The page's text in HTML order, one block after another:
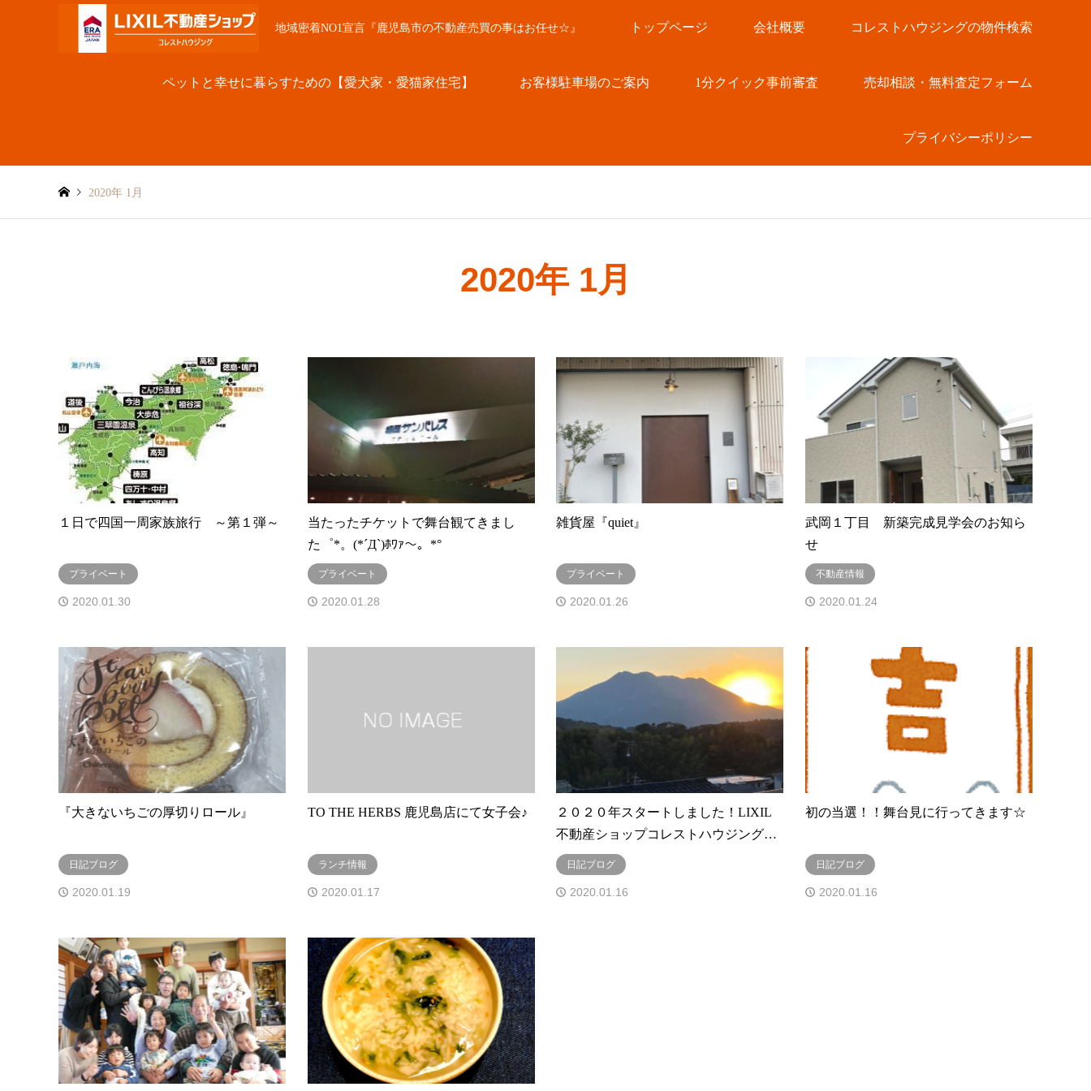
地域密着NO1宣言『鹿児島市の不動産売買の事はお任せ☆』 トップページ 会社概要 コレストハウジングの物件検索
ペットと幸せに暮らすための【愛犬家・愛猫家住宅】 お客様駐車場のご案内 1分クイック事前審査 売却相談・無料査定フォーム
プライバシーポリシー
2020年 1月
2020年 1月
１日で四国一周家族旅行 ～第１弾～
プライベート
2020.01.30
当たったチケットで舞台観てきまし
た゜*。(*´Д`)ﾎﾜｧ～。*°
プライベート
2020.01.28
雑貨屋『quiet』
プライベート
2020.01.26
武岡１丁目 新築完成見学会のお知ら
せ
不動産情報
2020.01.24
『大きないちごの厚切りロール』
日記ブログ
2020.01.19
TO THE HERBS 鹿児島店にて女子会♪
ランチ情報
2020.01.17
２０２０年スタートしました！LIXIL
不動産ショップコレストハウジング…
日記ブログ
2020.01.16
初の当選！！舞台見に行ってきます☆
日記ブログ
2020.01.16